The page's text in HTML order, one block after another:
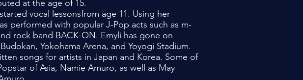
at the age of 15.
vocal lessonsfrom age 11. Using her
performed with popular J-Pop acts such as m-
rock band BACK-ON. Emyli has gone on
Yokohama Arena, and Yoyogi Stadium.
songs for artists in Japan and Korea. Some of
of Asia, Namie Amuro, as well as May